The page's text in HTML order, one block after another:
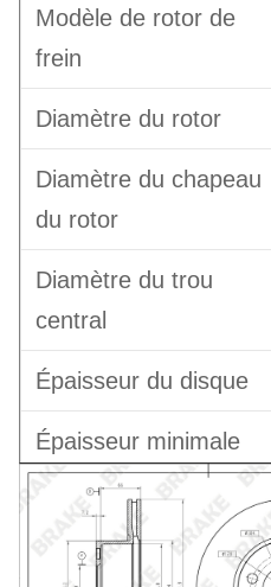
Modèle de rotor de
frein
Diamètre du rotor
Diamètre du chapeau
du rotor
Diamètre du trou
central
Épaisseur du disque
Épaisseur minimale
du disque
Hauteur totale